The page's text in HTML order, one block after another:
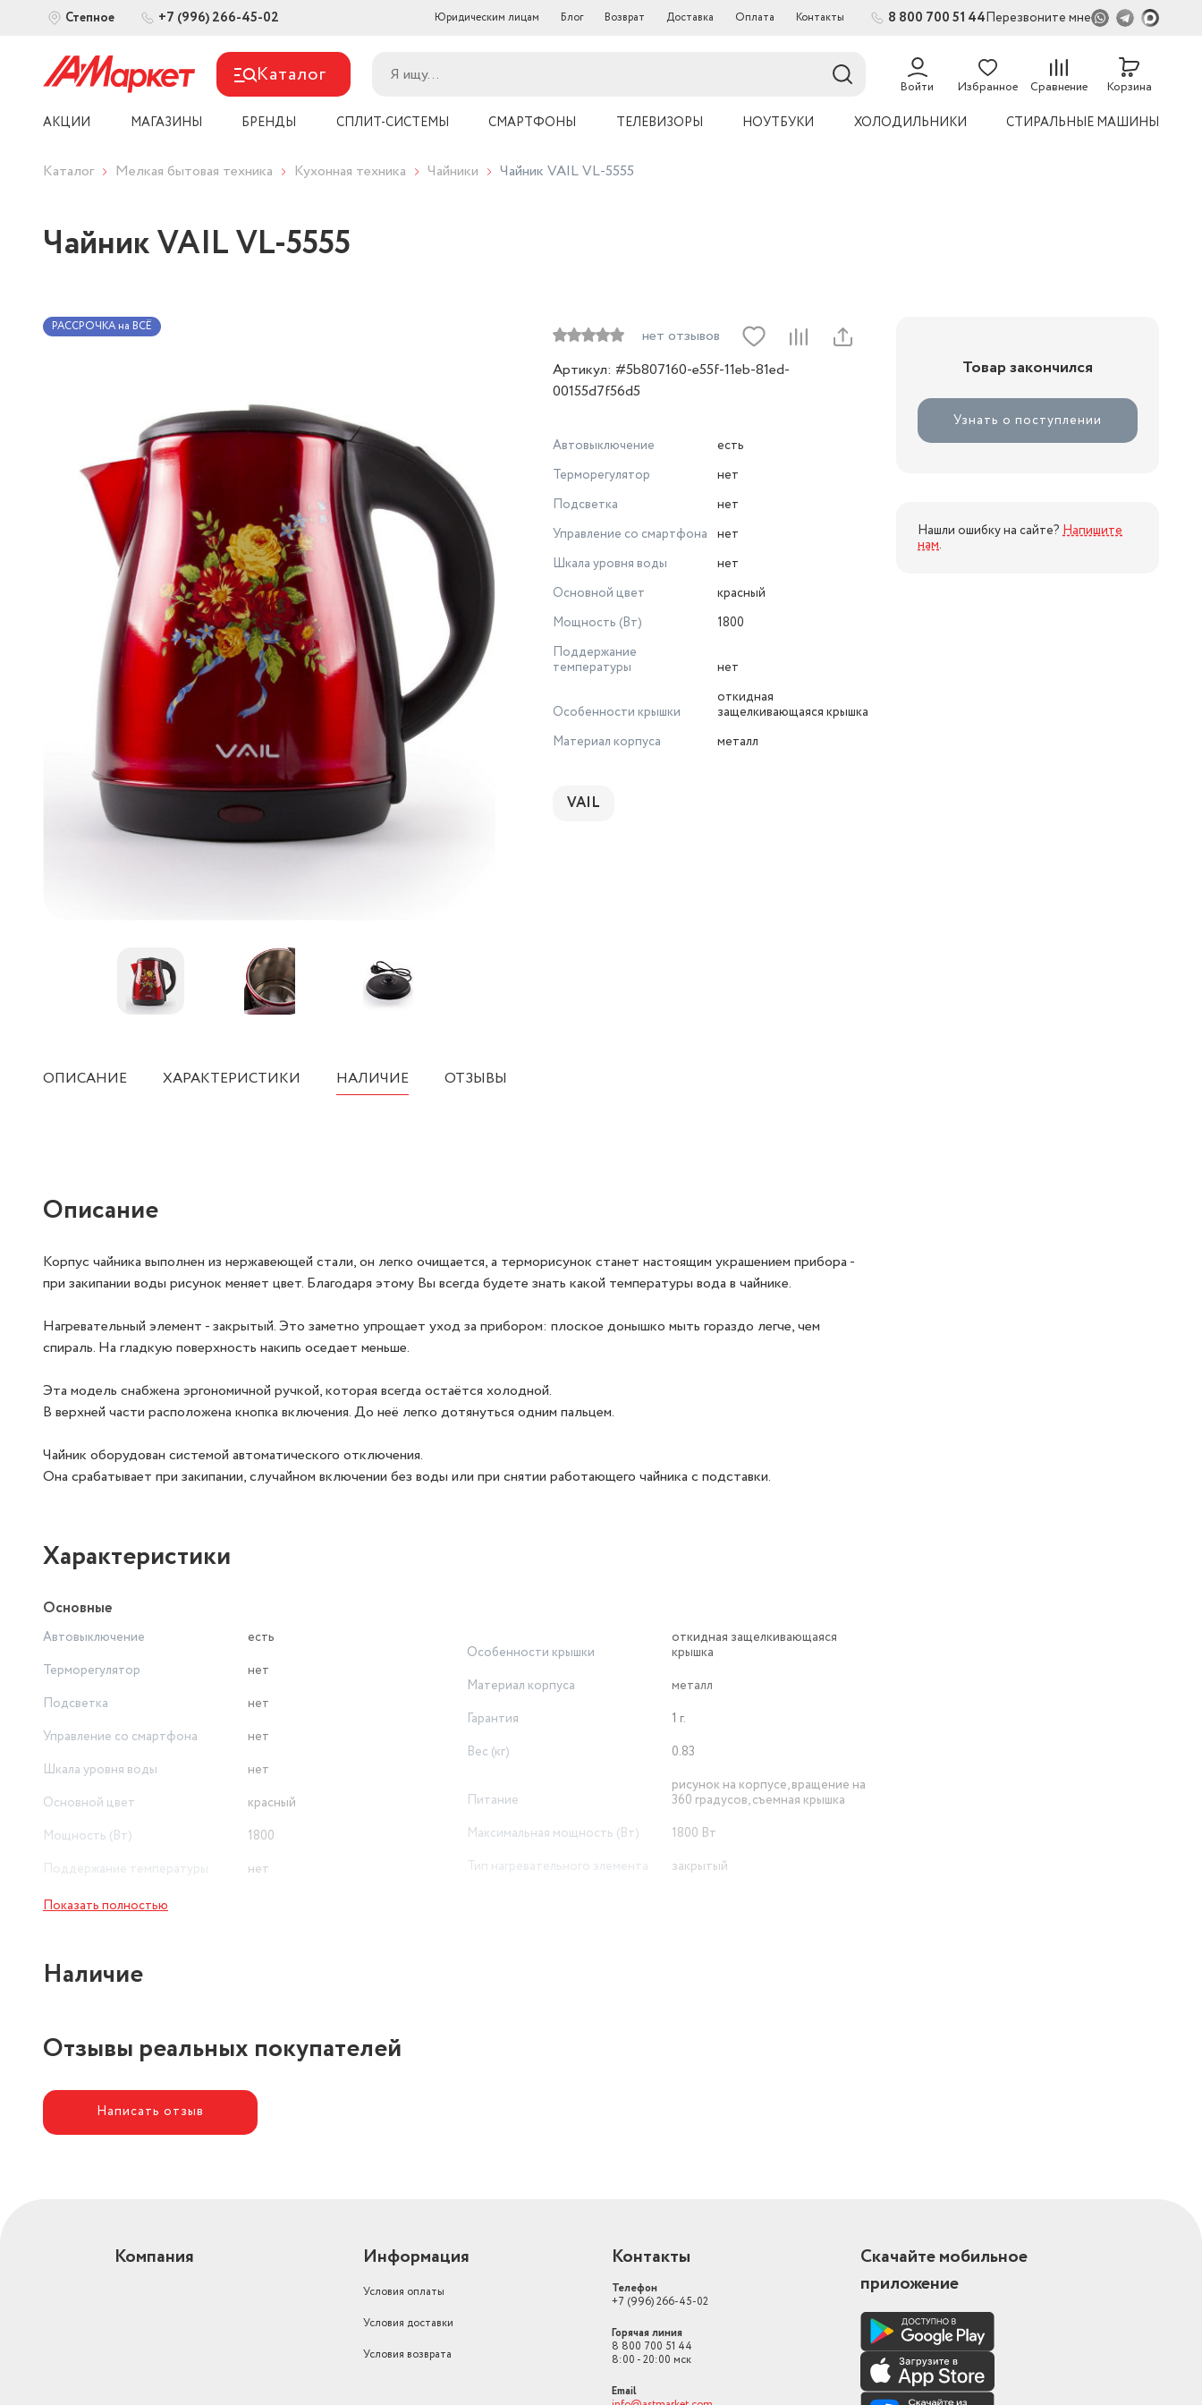
Степное +7 (996) 266-45-02 Юридическим лицам Блог Возврат Доставка Оплата Контакты 8 800 700 51 44Перезвоните мне
Каталог Войти Избранное Сравнение
54
Корзина
АКЦИИ МАГАЗИНЫ БРЕНДЫ СПЛИТ-СИСТЕМЫ СМАРТФОНЫ ТЕЛЕВИЗОРЫ НОУТБУКИ ХОЛОДИЛЬНИКИ СТИРАЛЬНЫЕ МАШИНЫ
Каталог Мелкая бытовая техника Кухонная техника Чайники Чайник VAIL VL-5555
Чайник VAIL VL-5555
РАССРОЧКА на ВСЁ
нет отзывов
Артикул: #5b807160-e55f-11eb-81ed-
00155d7f56d5
Автовыключение
есть
Терморегулятор
нет
Подсветка
нет
Управление со смартфона нет
Шкала уровня воды
нет
Основной цвет
красный
Мощность (Вт)
1800
Поддержание
температуры
нет
Особенности крышки
откидная
защелкивающаяся крышка
Материал корпуса
металл
VAIL
Товар закончился
Узнать о поступлении
Нашли ошибку на сайте? Напишите
нам.
ОПИСАНИЕ ХАРАКТЕРИСТИКИ НАЛИЧИЕ ОТЗЫВЫ
Описание
Корпус чайника выполнен из нержавеющей стали, он легко очищается, а терморисунок станет настоящим украшением прибора -
при закипании воды рисунок меняет цвет. Благодаря этому Вы всегда будете знать какой температуры вода в чайнике.
Нагревательный элемент - закрытый. Это заметно упрощает уход за прибором: плоское донышко мыть гораздо легче, чем
спираль. На гладкую поверхность накипь оседает меньше.
Эта модель снабжена эргономичной ручкой, которая всегда остаётся холодной.
В верхней части расположена кнопка включения. До неё легко дотянуться одним пальцем.
Чайник оборудован системой автоматического отключения.
Она срабатывает при закипании, случайном включении без воды или при снятии работающего чайника с подставки.
Характеристики
Основные
Автовыключение
есть
Терморегулятор
нет
Подсветка
нет
Управление со смартфона
нет
Шкала уровня воды
нет
Основной цвет
красный
Мощность (Вт)
1800
Поддержание температуры
нет
Особенности крышки
откидная защелкивающаяся
крышка
Материал корпуса
металл
Гарантия
1 г.
Вес (кг)
0.83
Питание
рисунок на корпусе, вращение на
360 градусов, съемная крышка
Максимальная мощность (Вт)
1800 Вт
Тип нагревательного элемента
закрытый
Показать полностью
Наличие
Отзывы реальных покупателей
Написать отзыв
Компания Информация
Условия оплаты
Условия доставки
Условия возврата
Контакты
Телефон
+7 (996) 266-45-02
Горячая линия
8 800 700 51 44
8:00 - 20:00 мск
Email
Скачайте мобильное
приложение